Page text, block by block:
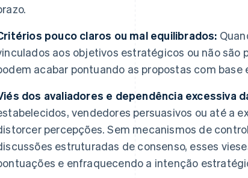
pouco claros ou mal equilibrados:
aos objetivos estratégicos ou não são
acabar pontuando as propostas com
dos avaliadores e dependência excessiva
vendedores persuasivos ou até a
percepções. Sem mecanismos de
estruturadas de consenso, esses
e enfraquecendo a intenção